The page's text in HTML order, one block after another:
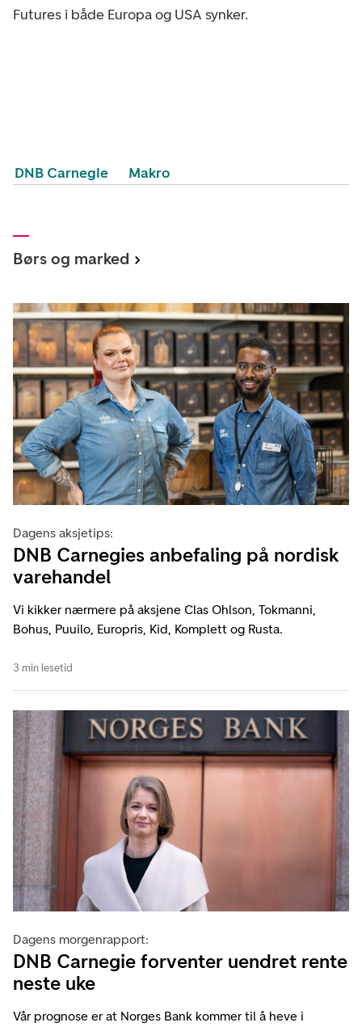
Futures i både Europa og USA synker.
DNB Carnegie Makro
Børs og marked
Dagens aksjetips:
DNB Carnegies anbefaling på nordisk
varehandel
Vi kikker nærmere på aksjene Clas Ohlson, Tokmanni,
Bohus, Puuilo, Europris, Kid, Komplett og Rusta.
3 min lesetid
Dagens morgenrapport:
DNB Carnegie forventer uendret rente
neste uke
Vår prognose er at Norges Bank kommer til å heve i